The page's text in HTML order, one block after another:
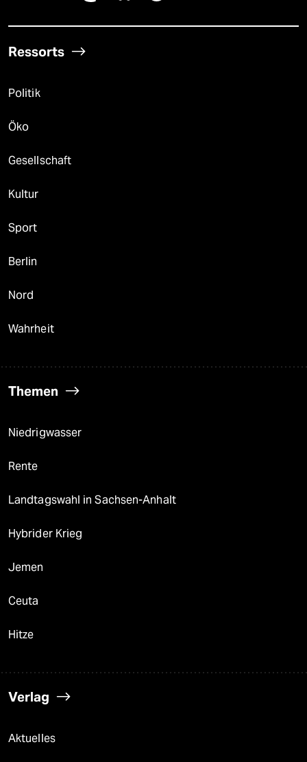
Ressorts
Politik
Öko
Gesellschaft
Kultur
Sport
Berlin
Nord
Wahrheit
Themen
Niedrigwasser
Rente
Landtagswahl in Sachsen-Anhalt
Hybrider Krieg
Jemen
Ceuta
Hitze
Verlag
Aktuelles